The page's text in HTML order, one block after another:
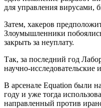
для управления вирусами,
Затем, хакеров
Злоумышленники
закрыть за неуплату.
Так, за последний год
научно-
В арсенале Equation были
году и уже тогда
направленный против